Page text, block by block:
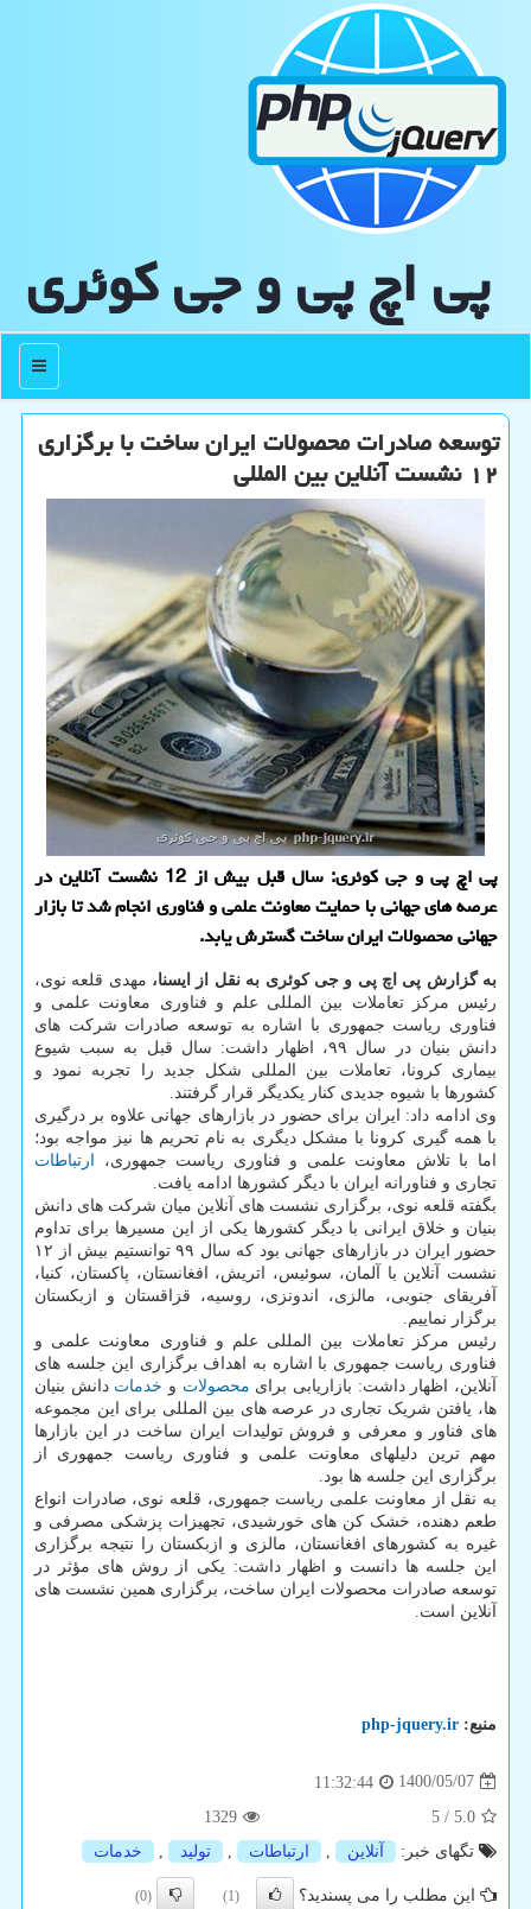
پی اچ پی و جی كوئری
منو
توسعه صادرات محصولات ایران ساخت با برگزاری
۱۲ نشست آنلاین بین المللی
پی اچ پی و جی کوئری: سال قبل بیش از 12 نشست آنلاین در
عرصه های جهانی با حمایت معاونت علمی و فناوری انجام شد تا بازار
جهانی محصولات ایران ساخت گسترش یابد.
به گزارش پی اچ پی و جی کوئری به نقل از ایسنا، مهدی قلعه نوی،
رئیس مرکز تعاملات بین المللی علم و فناوری معاونت علمی و
فناوری ریاست جمهوری با اشاره به توسعه صادرات شرکت های
دانش بنیان در سال ۹۹، اظهار داشت: سال قبل به سبب شیوع
بیماری کرونا، تعاملات بین المللی شکل جدید را تجربه نمود و
کشورها با شیوه جدیدی کنار یکدیگر قرار گرفتند.
وی ادامه داد: ایران برای حضور در بازارهای جهانی علاوه بر درگیری
با همه گیری کرونا با مشکل دیگری به نام تحریم ها نیز مواجه بود؛
اما با تلاش معاونت علمی و فناوری ریاست جمهوری،
ارتباطات
تجاری و فناورانه ایران با دیگر کشورها ادامه یافت.
بگفته قلعه نوی، برگزاری نشست های آنلاین میان شرکت های دانش
بنیان و خلاق ایرانی با دیگر کشورها یکی از این مسیرها برای تداوم
حضور ایران در بازارهای جهانی بود که سال ۹۹ توانستیم بیش از ۱۲
نشست آنلاین با آلمان، سوئیس، اتریش، افغانستان، پاکستان، کنیا،
آفریقای جنوبی، مالزی، اندونزی، روسیه، قزاقستان و ازبکستان
برگزار نماییم.
رئیس مرکز تعاملات بین المللی علم و فناوری معاونت علمی و
فناوری ریاست جمهوری با اشاره به اهداف برگزاری این جلسه های
آنلاین، اظهار داشت: بازاریابی برای محصولات و خدمات دانش بنیان
ها، یافتن شریک تجاری در عرصه های بین المللی برای این مجموعه
های فناور و معرفی و فروش تولیدات ایران ساخت در این بازارها
مهم ترین دلیلهای معاونت علمی و فناوری ریاست جمهوری از
برگزاری این جلسه ها بود.
به نقل از معاونت علمی ریاست جمهوری، قلعه نوی، صادرات انواع
طعم دهنده، خشک کن های خورشیدی، تجهیزات پزشکی مصرفی و
غیره به کشورهای افغانستان، مالزی و ازبکستان را نتیجه برگزاری
این جلسه ها دانست و اظهار داشت: یکی از روش های مؤثر در
توسعه صادرات محصولات ایران ساخت، برگزاری همین نشست های
آنلاین است.
منبع: php-jquery.ir
1400/05/07
11:32:44
5.0
/
5
1329
تگهای خبر:
آنلاین , ارتباطات , تولید , خدمات
این مطلب را می پسندید؟ (1)
(0)